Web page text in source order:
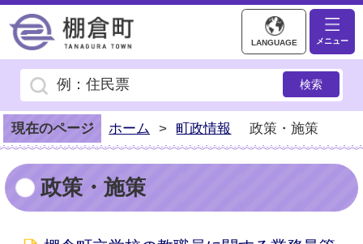
棚倉町ホームページ
LANGUAGE メニュー
現在のページ ホーム > 町政情報 政策・施策
政策・施策